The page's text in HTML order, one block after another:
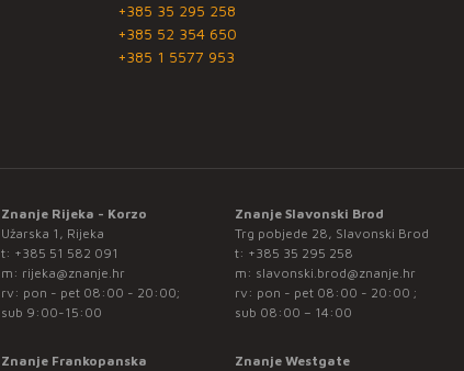
+385 35 295 258
+385 52 354 650
+385 1 5577 953
Znanje Rijeka - Korzo
Užarska 1, Rijeka
t: +385 51 582 091
m: rijeka@znanje.hr
rv: pon - pet 08:00 - 20:00;
sub 9:00-15:00
Znanje Slavonski Brod
Trg pobjede 28, Slavonski Brod
t: +385 35 295 258
m: slavonski.brod@znanje.hr
rv: pon - pet 08:00 - 20:00 ;
sub 08:00 – 14:00
Znanje Frankopanska
Znanje Westgate